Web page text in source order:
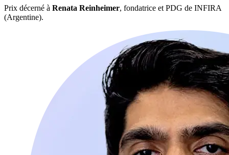
Prix décerné à Renata Reinheimer, fondatrice et PDG de INFIRA
(Argentine).